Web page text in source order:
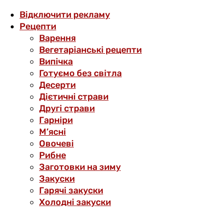
Відключити рекламу
Рецепти
Варення
Вегетаріанські рецепти
Випічка
Готуємо без світла
Десерти
Дієтичні страви
Другі страви
Гарніри
М’ясні
Овочеві
Рибне
Заготовки на зиму
Закуски
Гарячі закуски
Холодні закуски